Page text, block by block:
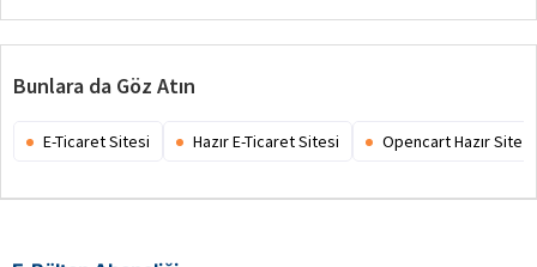
Bunlara da Göz Atın
E-Ticaret Sitesi Hazır E-Ticaret Sitesi Opencart Hazır Site